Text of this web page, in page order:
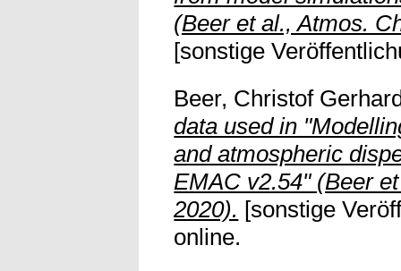
(Beer et al., Atmos.
[sonstige
Beer, Christof
data used in
and atmospheric
EMAC v2.54" (Beer
2020). [sonstige
online.